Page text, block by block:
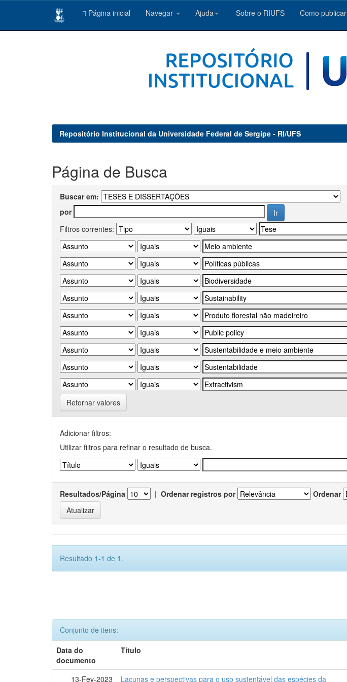
Página inicial Navegar Ajuda Sobre o RIUFS Como publicar
Repositório Institucional da Universidade Federal de Sergipe - RI/UFS
Página de Busca
Buscar em:
por
Filtros correntes:
Retornar valores
Adicionar filtros:
Utilizar filtros para refinar o resultado de busca.
Resultados/Página | Ordenar registros por Ordenar
Resultado 1-1 de 1.
Conjunto de itens:
Data do
documento
Título
13-Fev-2023 Lacunas e perspectivas para o uso sustentável das espécies da